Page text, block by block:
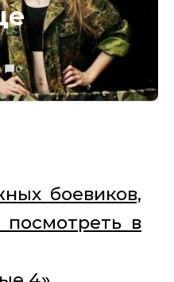
/ 0
боевиков,
посмотреть в